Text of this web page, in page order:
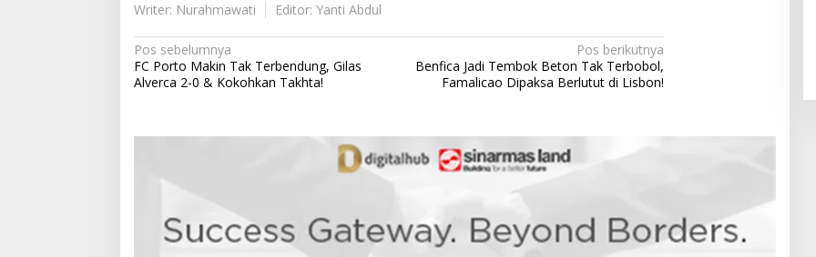
Writer: Nurahmawati
Editor: Yanti Abdul
N
a
i
Pos sebelumnya
FC Porto Makin Tak Terbendung, Gilas
Alverca 2-0 & Kokohkan Takhta!
Pos berikutnya
Benfica Jadi Tembok Beton Tak Terbobol,
Famalicao Dipaksa Berlutut di Lisbon!
Di Daerah, Nasional |
09:13 WIB